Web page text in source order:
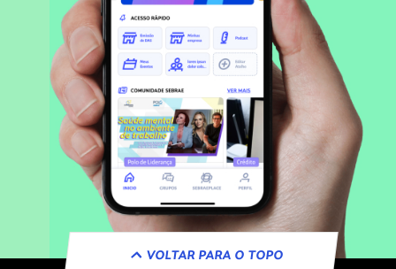
VOLTAR PARA O TOPO